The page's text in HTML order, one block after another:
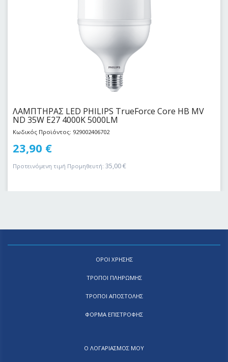
ΛΑΜΠΤΗΡΑΣ LED PHILIPS TrueForce Core HB MV
ND 35W E27 4000K 5000LM
Κωδικός Προϊόντος: 929002406702
23,90 €
Προτεινόμενη τιμή Προμηθευτή: 35,00€
ΟΡΟΙ ΧΡΗΣΗΣ
ΤΡΟΠΟΙ ΠΛΗΡΩΜΗΣ
ΤΡΟΠΟΙ ΑΠΟΣΤΟΛΗΣ
ΦΟΡΜΑ ΕΠΙΣΤΡΟΦΗΣ
Ο ΛΟΓΑΡΙΑΣΜΟΣ ΜΟΥ